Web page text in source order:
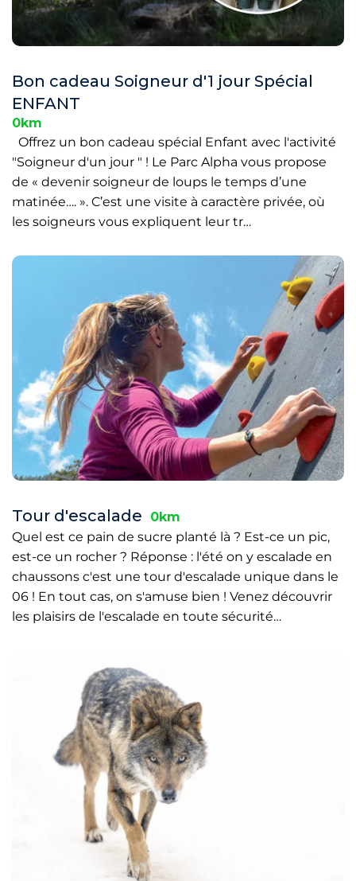
Bon cadeau Soigneur d'1 jour Spécial
ENFANT
0km
Offrez un bon cadeau spécial Enfant avec l'activité
"Soigneur d'un jour " ! Le Parc Alpha vous propose
de « devenir soigneur de loups le temps d’une
matinée…. ». C’est une visite à caractère privée, où
les soigneurs vous expliquent leur tr…
Tour d'escalade
0km
Quel est ce pain de sucre planté là ? Est-ce un pic,
est-ce un rocher ? Réponse : l'été on y escalade en
chaussons c'est une tour d'escalade unique dans le
06 ! En tout cas, on s'amuse bien ! Venez découvrir
les plaisirs de l'escalade en toute sécurité…